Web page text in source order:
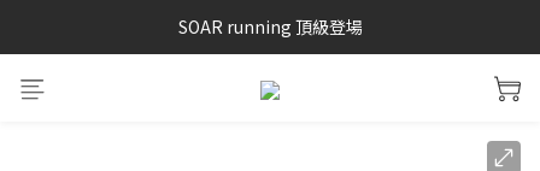
SAYSKY 26'春夏兩件85折
SOAR running 頂級登場
加入LINE好友 再領100購物金 點我加入